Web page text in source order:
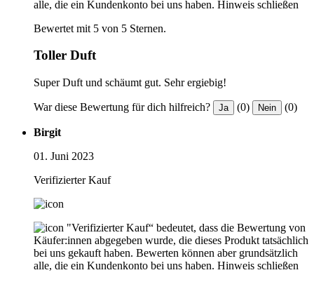
alle, die ein Kundenkonto bei uns haben. Hinweis schließen
Bewertet mit 5 von 5 Sternen.
Toller Duft
Super Duft und schäumt gut. Sehr ergiebig!
War diese Bewertung für dich hilfreich? Ja (0) Nein (0)
Birgit
01. Juni 2023
Verifizierter Kauf
"Verifizierter Kauf“ bedeutet, dass die Bewertung von
Käufer:innen abgegeben wurde, die dieses Produkt tatsächlich
bei uns gekauft haben. Bewerten können aber grundsätzlich
alle, die ein Kundenkonto bei uns haben. Hinweis schließen